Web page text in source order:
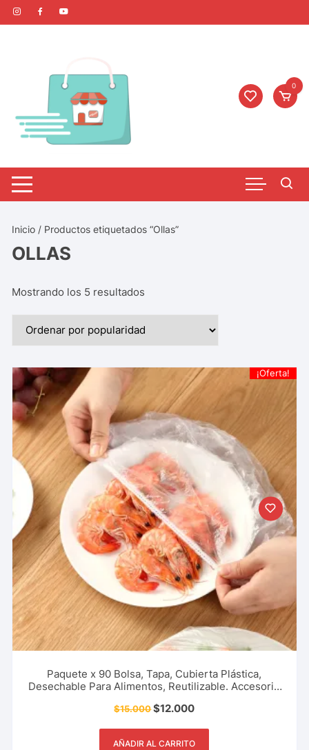
0
Inicio / Productos etiquetados “Ollas”
OLLAS
Mostrando los 5 resultados
¡Oferta!
Paquete x 90 Bolsa, Tapa, Cubierta Plástica,
Desechable Para Alimentos, Reutilizable. Accesorio
$15.000$12.000
AÑADIR AL CARRITO